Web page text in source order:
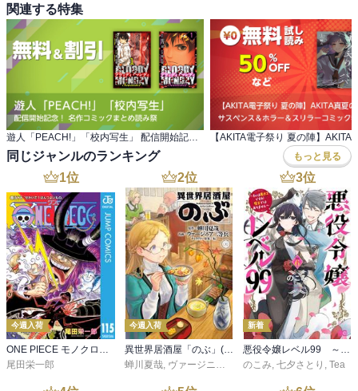
関連する特集
遊人「PEACH!」「校内写生」 配信開始記念！ 名作コミックまとめ読み祭
同じジャンルのランキング もっと見る
1位
今週入荷
ONE PIECE モノクロ版 115
尾田栄一郎
2位
今週入荷
異世界居酒屋「のぶ」(22)
蝉川夏哉, ヴァージニア二等兵 ,転
3位
新着
悪役令嬢レベル99 ～私は裏ボスですが魔王ではありません～ その６
のこみ, 七夕さとり , Tea